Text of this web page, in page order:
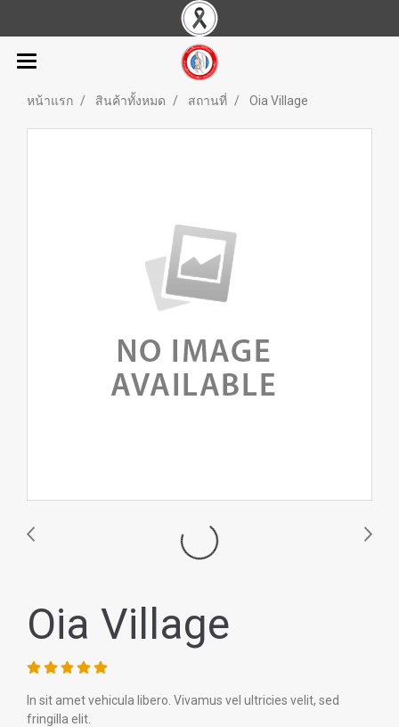
หน้าแรก สินค้าทั้งหมด สถานที่ Oia Village
Oia Village
In sit amet vehicula libero. Vivamus vel ultricies velit, sed
fringilla elit.